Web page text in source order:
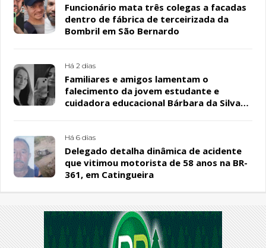
Funcionário mata três colegas a facadas
dentro de fábrica de terceirizada da
Bombril em São Bernardo
Há 2 dias
Familiares e amigos lamentam o
falecimento da jovem estudante e
cuidadora educacional Bárbara da Silva
Há 6 dias
Delegado detalha dinâmica de acidente
que vitimou motorista de 58 anos na BR-
361, em Catingueira